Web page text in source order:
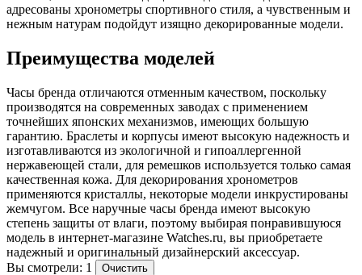
адресованы хронометры спортивного стиля, а чувственным и
нежным натурам подойдут изящно декорированные модели.
Преимущества моделей
Часы бренда отличаются отменным качеством, поскольку
производятся на современных заводах с применением
точнейших японских механизмов, имеющих большую
гарантию. Браслеты и корпусы имеют высокую надежность и
изготавливаются из экологичной и гипоаллергенной
нержавеющей стали, для ремешков используется только самая
качественная кожа. Для декорирования хронометров
применяются кристаллы, некоторые модели инкрустированы
жемчугом. Все наручные часы бренда имеют высокую
степень защиты от влаги, поэтому выбирая понравившуюся
модель в интернет-магазине Watches.ru, вы приобретаете
надежный и оригинальный дизайнерский аксессуар.
Вы смотрели: 1
Очистить